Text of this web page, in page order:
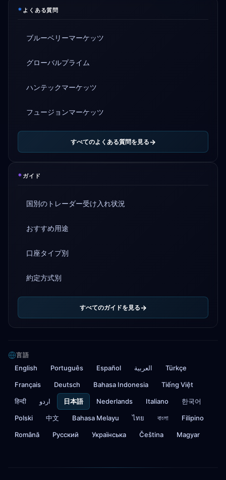
* よくある質問
ブルーベリーマーケッツ
グローバルプライム
ハンテックマーケッツ
フュージョンマーケッツ
すべてのよくある質問を見る
* ガイド
国別のトレーダー受け入れ状況
おすすめ用途
口座タイプ別
約定方式別
すべてのガイドを見る
言語
English Português Español العربية Türkçe
Français Deutsch Bahasa Indonesia Tiếng Việt
हिन्दी اردو 日本語 Nederlands Italiano 한국어
Polski 中文 Bahasa Melayu ไทย বাংলা Filipino
Română Русский Українська Čeština Magyar